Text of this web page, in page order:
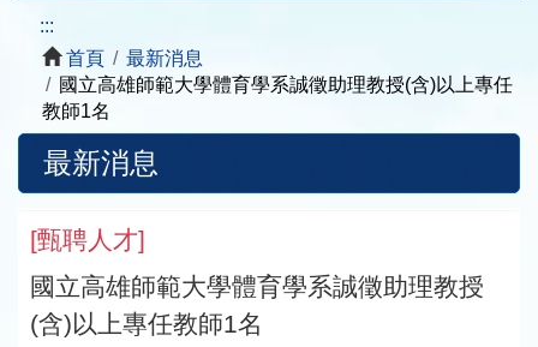
:::
首頁
最新消息
國立高雄師範大學體育學系誠徵助理教授(含)以上專任
教師1名
最新消息
[甄聘人才]
國立高雄師範大學體育學系誠徵助理教授
(含)以上專任教師1名